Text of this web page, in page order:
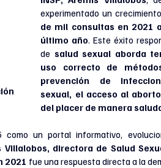
experimentado un
de mil consultas en 2021
último año. Este éxito
de salud sexual aborda
uso correcto de
prevención de
sexual, el acceso al
del placer de manera
un portal informativo,
Villalobos, directora de Salud
2021 fue una respuesta directa a la